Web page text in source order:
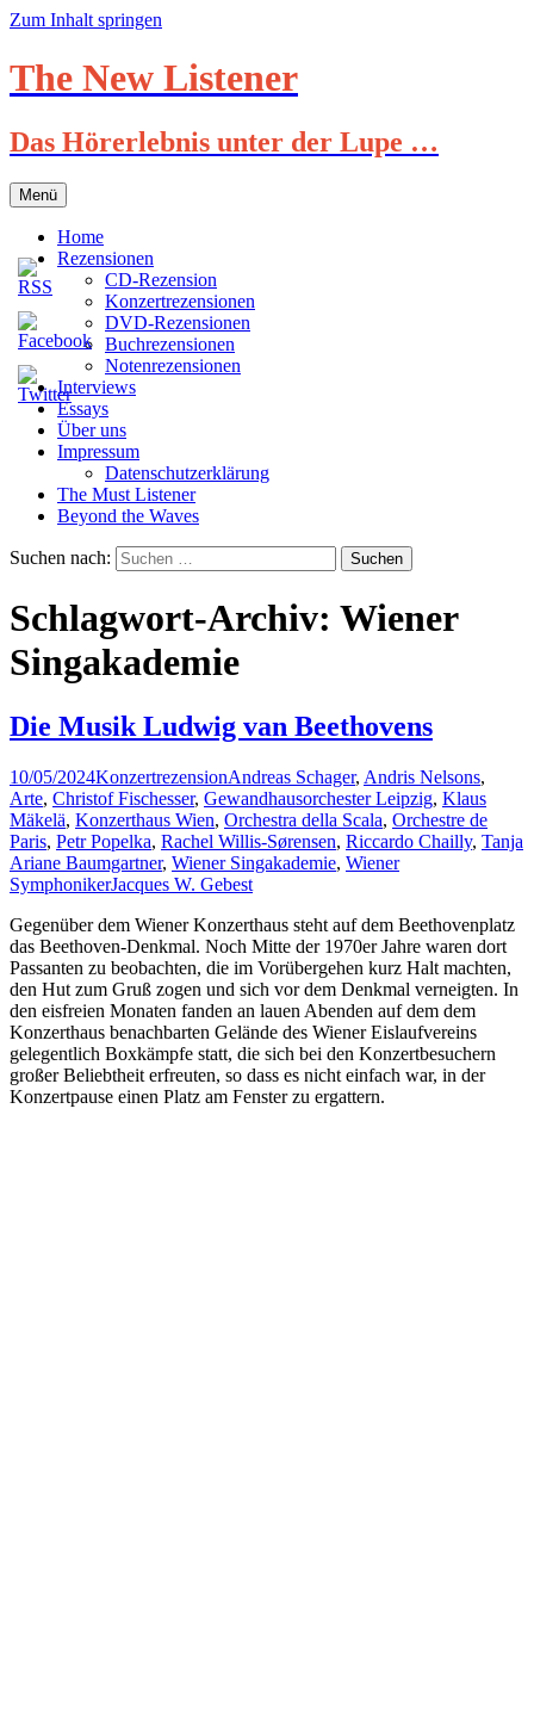
Zum Inhalt springen
The New Listener
Das Hörerlebnis unter der Lupe …
Menü
Home
Rezensionen
CD-Rezension
Konzertrezensionen
DVD-Rezensionen
Buchrezensionen
Notenrezensionen
Interviews
Essays
Über uns
Impressum
Datenschutzerklärung
The Must Listener
Beyond the Waves
Suchen nach:
Schlagwort-Archiv: Wiener
Singakademie
Die Musik Ludwig van Beethovens
10/05/2024KonzertrezensionAndreas Schager, Andris Nelsons,
Arte, Christof Fischesser, Gewandhausorchester Leipzig, Klaus
Mäkelä, Konzerthaus Wien, Orchestra della Scala, Orchestre de
Paris, Petr Popelka, Rachel Willis-Sørensen, Riccardo Chailly, Tanja
Ariane Baumgartner, Wiener Singakademie, Wiener
SymphonikerJacques W. Gebest
Gegenüber dem Wiener Konzerthaus steht auf dem Beethovenplatz
das Beethoven-Denkmal. Noch Mitte der 1970er Jahre waren dort
Passanten zu beobachten, die im Vorübergehen kurz Halt machten,
den Hut zum Gruß zogen und sich vor dem Denkmal verneigten. In
den eisfreien Monaten fanden an lauen Abenden auf dem dem
Konzerthaus benachbarten Gelände des Wiener Eislaufvereins
gelegentlich Boxkämpfe statt, die sich bei den Konzertbesuchern
großer Beliebtheit erfreuten, so dass es nicht einfach war, in der
Konzertpause einen Platz am Fenster zu ergattern.